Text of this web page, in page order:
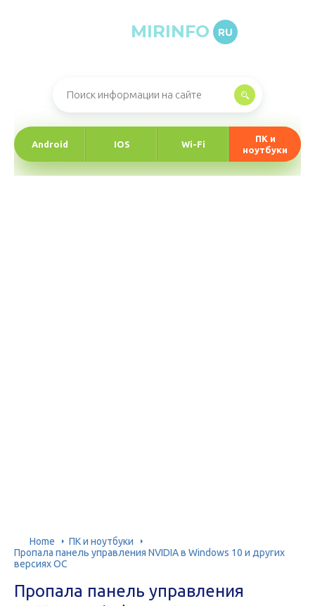
MIRINFO RU
Android IOS Wi-Fi
ПК и
ноутбуки
Home
ПК и ноутбуки
Пропала панель управления NVIDIA в Windows 10 и других
версиях ОС
Пропала панель управления